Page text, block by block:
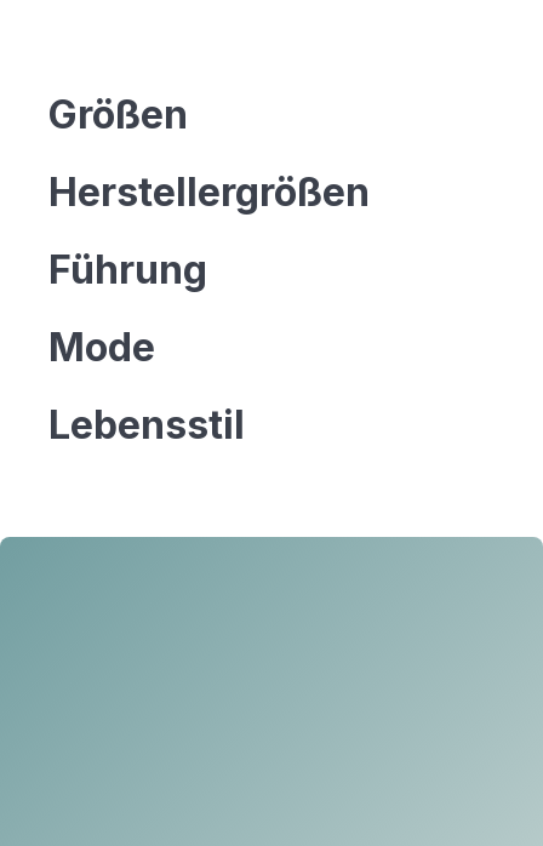
Größen
Herstellergrößen
Führung
Mode
Lebensstil